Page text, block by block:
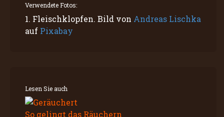
Verwendete Fotos:
1. Fleischklopfen. Bild von Andreas Lischka
auf Pixabay
Lesen Sie auch
So gelingt das Räuchern